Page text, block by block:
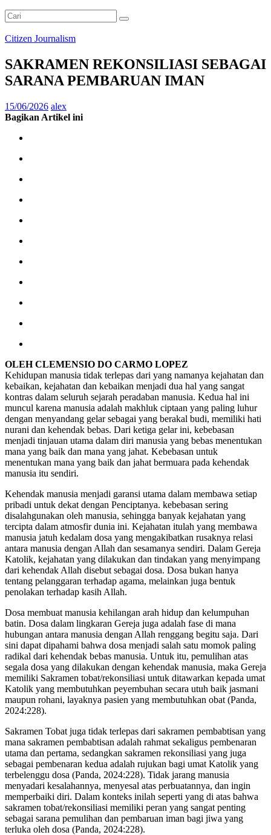
Citizen Journalism
SAKRAMEN REKONSILIASI SEBAGAI
SARANA PEMBARUAN IMAN
15/06/2026 alex
Bagikan Artikel ini
OLEH CLEMENSIO DO CARMO LOPEZ
Kehidupan manusia tidak terlepas dari yang namanya kejahatan dan
kebaikan, kejahatan dan kebaikan menjadi dua hal yang sangat
kontras dalam seluruh sejarah peradaban manusia. Kedua hal ini
muncul karena manusia adalah makhluk ciptaan yang paling luhur
dengan menyandang gelar sebagai yang berakal budi, memiliki hati
nurani dan kehendak bebas. Dari ketiga gelar ini, kebebasan
menjadi tinjauan utama dalam diri manusia yang bebas menentukan
mana yang baik dan mana yang jahat. Kebebasan untuk
menentukan mana yang baik dan jahat bermuara pada kehendak
manusia itu sendiri.
Kehendak manusia menjadi garansi utama dalam membawa setiap
pribadi untuk dekat dengan Penciptanya. kebebasan sering
disalahgunakan oleh manusia, sehingga banyak kejahatan yang
tercipta dalam atmosfir dunia ini. Kejahatan itulah yang membawa
manusia jatuh kedalam dosa yang mengakibatkan rusaknya relasi
antara manusia dengan Allah dan sesamanya sendiri. Dalam Gereja
Katolik, kejahatan yang dilakukan dan tindakan yang menyimpang
dari kehendak Allah disebut sebagai dosa. Dosa bukan hanya
tentang pelanggaran terhadap agama, melainkan juga bentuk
penolakan terhadap kasih Allah.
Dosa membuat manusia kehilangan arah hidup dan kelumpuhan
batin. Dosa dalam lingkaran Gereja juga adalah fase di mana
hubungan antara manusia dengan Allah renggang begitu saja. Dari
sini dapat dipahami bahwa dosa menjadi salah satu momok paling
radikal dari kehendak bebas manusia. Untuk itu, pemulihan atas
segala dosa yang dilakukan dengan kehendak manusia, maka Gereja
memiliki Sakramen tobat/rekonsiliasi untuk ditawarkan kepada umat
Katolik yang membutuhkan peyembuhan secara utuh baik jasmani
maupun rohani, layaknya pasien yang membutuhkan obat (Panda,
2024:228).
Sakramen Tobat juga tidak terlepas dari sakramen pembabtisan yang
mana sakramen pembabtisan adalah rahmat sekaligus pembenaran
utama dan pertama, sedangkan sakramen rekonsiliasi yang juga
sebagai pembenaran kedua adalah rujukan bagi umat Katolik yang
terbelenggu dosa (Panda, 2024:228). Tidak jarang manusia
menyadari kesalahannya, menyesal atas perbuatannya, dan ingin
memperbaiki diri. Dalam konteks inilah seperti yang di atas bahwa
sakramen tobat/rekonsiliasi memiliki peran yang sangat penting
sebagai sarana pemulihan dan pembaruan iman bagi jiwa yang
terluka oleh dosa (Panda, 2024:228).